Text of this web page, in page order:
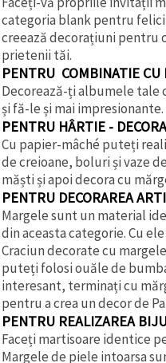
Setări
categoria blank pentru
creează decorațiuni pentru
prietenii tăi.
PENTRU COMBINATIE CU
Decorează-ți albumele tale
și fă-le și mai impresionante.
PENTRU HÂRTIE -
Cu papier-mâché puteți
de creioane, boluri și vaze
măști și apoi decora cu
PENTRU DECORAREA
Margele sunt un material
din aceasta categorie. Cu
Craciun decorate cu
puteți folosi ouăle de
interesant, terminați cu
pentru a crea un decor de
PENTRU REALIZAREA
Faceți martisoare identice
Margele de piele intoarsa